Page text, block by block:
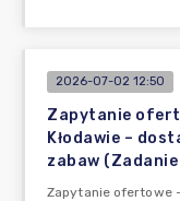
2026-07-02 12:50
Zapytanie
Kłodawie –
zabaw (Zadanie
Zapytanie ofertowe –